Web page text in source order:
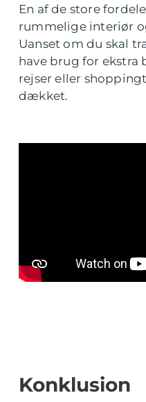
En af de store
rummelige interiør
Uanset om du skal
have brug for ekstra
rejser eller
dækket.
Konklusion